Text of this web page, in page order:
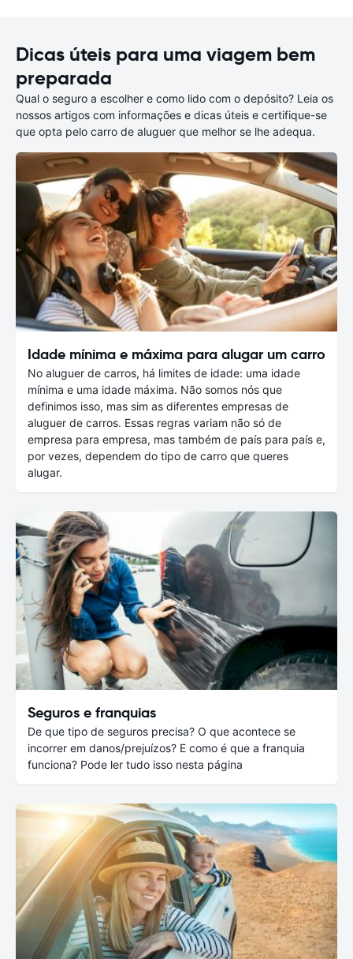
Dicas úteis para uma viagem bem
preparada
Qual o seguro a escolher e como lido com o depósito? Leia os
nossos artigos com informações e dicas úteis e certifique-se
que opta pelo carro de aluguer que melhor se lhe adequa.
Idade mínima e máxima para alugar um carro
No aluguer de carros, há limites de idade: uma idade
mínima e uma idade máxima. Não somos nós que
definimos isso, mas sim as diferentes empresas de
aluguer de carros. Essas regras variam não só de
empresa para empresa, mas também de país para país e,
por vezes, dependem do tipo de carro que queres
alugar.
Seguros e franquias
De que tipo de seguros precisa? O que acontece se
incorrer em danos/prejuízos? E como é que a franquia
funciona? Pode ler tudo isso nesta página